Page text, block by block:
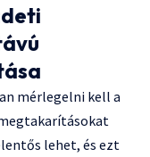
mérlegelni kell a
lehet, és ezt